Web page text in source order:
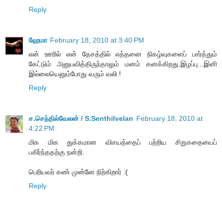
Reply
ஹேமா February 18, 2010 at 3:40 PM
என் ஊரில் என் தேசத்தில் எத்தனை நிகழ்வுகளைப் பார்த்தும்
கேட்டும் அனுபவித்திருந்தாலும் மனம் கனக்கிறது.இழப்பு...இனி
இல்லையெனும்போது வரும் வலி !
Reply
ச.செந்தில்வேலன் / S.Senthilvelan February 18, 2010 at
4:22 PM
மிக மிக துக்கமான விசயத்தைப் பற்றிய சிறுகதையைப்
பகிர்ந்ததற்கு நன்றி.
பெரியவர் கண் முன்னே நிற்கிறார் :(
Reply